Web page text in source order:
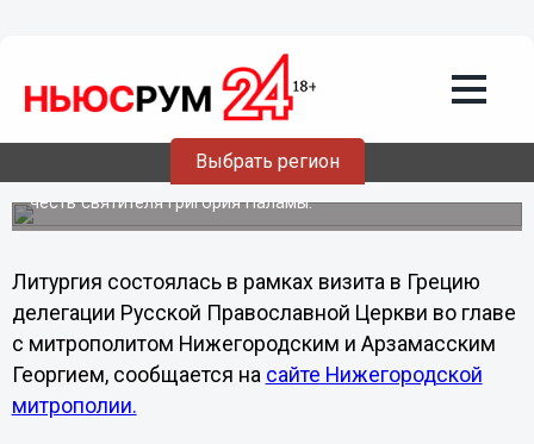
Выбрать регион
Митрополит Георгий совершил
Божественную литургию в
кафедральном соборе Салоников
12 августа в городе Салоники Митрополит
Нижегородский и Арзамасский Георгий совершил
Божественную литургию в кафедральном соборе в
честь святителя Григория Паламы.
Литургия состоялась в рамках визита в Грецию
делегации Русской Православной Церкви во главе
с митрополитом Нижегородским и Арзамасским
Георгием, сообщается на сайте Нижегородской
митрополии.